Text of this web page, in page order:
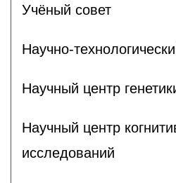
Учёный совет
Научно-
Научный центр
Научный центр
исследований